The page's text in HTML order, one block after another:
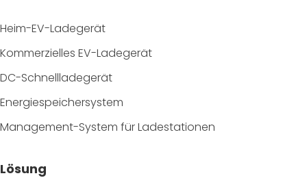
Heim-EV-Ladegerät
Kommerzielles EV-Ladegerät
DC-Schnellladegerät
Energiespeichersystem
Management-System für Ladestationen
Lösung